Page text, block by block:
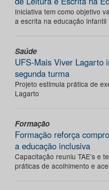
Iniciativa tem como objetivo
a escrita na educação infantil
Saúde
UFS-Mais Viver Lagarto
segunda turma
Projeto estimula prática de
Lagarto
Formação
Formação reforça
a educação inclusiva
Capacitação reuniu TAE’s e
práticas de acolhimento e